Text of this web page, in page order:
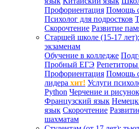
Профориентация Помощь
Психолог для подростков
Скорочтение Развитие
Старшей школе (15-17
экзаменам
Обучение в колледже
Пробный ЕГЭ
Профориентация Помощь
лидера хит! Услуги
Python Черчение и рисунок
Французский язык
язык Скорочтение
шахматам